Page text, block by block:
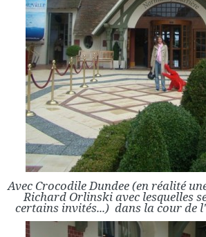
Avec Crocodile Dundee (en réalité
Richard Orlinski avec lesquelles
certains invités...) dans la cour de